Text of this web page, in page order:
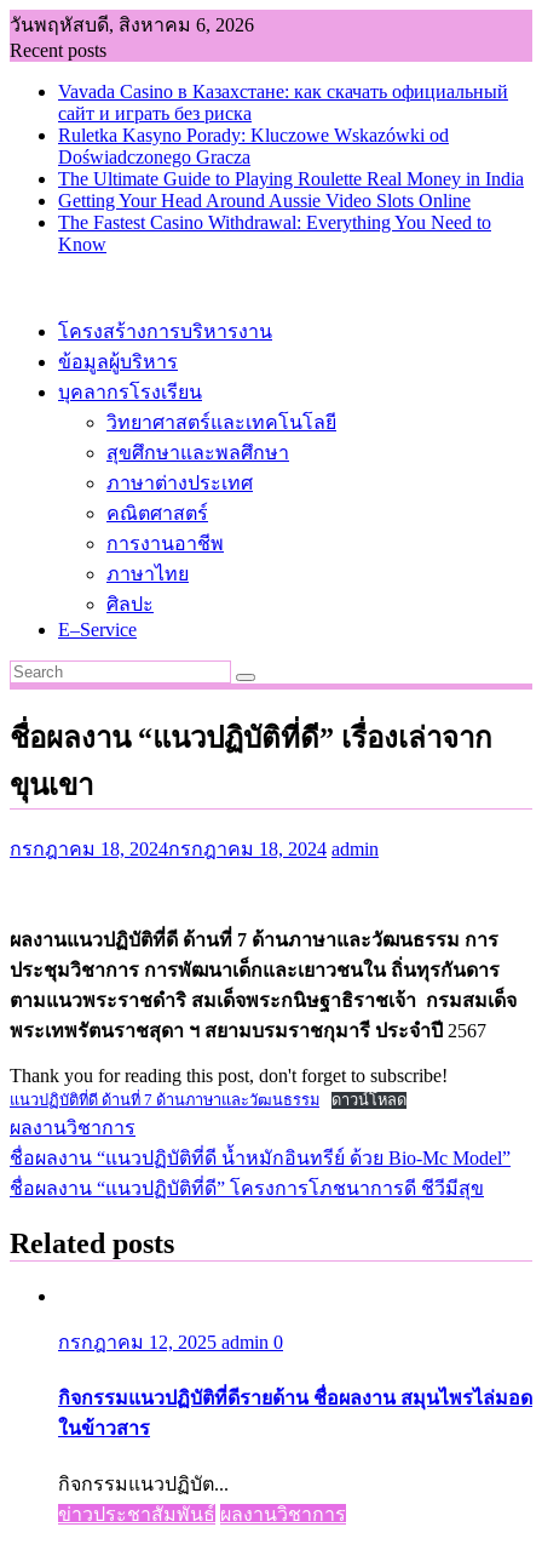
Skip
to
content
วันพฤหัสบดี, สิงหาคม 6, 2026
Recent posts
Vavada Casino в Казахстане: как скачать официальный
сайт и играть без риска
Ruletka Kasyno Porady: Kluczowe Wskazówki od
Doświadczonego Gracza
The Ultimate Guide to Playing Roulette Real Money in India
Getting Your Head Around Aussie Video Slots Online
The Fastest Casino Withdrawal: Everything You Need to
Know
โครงสร้างการบริหารงาน
ข้อมูลผู้บริหาร
บุคลากรโรงเรียน
วิทยาศาสตร์และเทคโนโลยี
สุขศึกษาและพลศึกษา
ภาษาต่างประเทศ
คณิตศาสตร์
การงานอาชีพ
ภาษาไทย
ศิลปะ
E–Service
ชื่อผลงาน “แนวปฏิบัติที่ดี” เรื่องเล่าจาก
ขุนเขา
กรกฎาคม 18, 2024กรกฎาคม 18, 2024 admin
ผลงานแนวปฏิบัติที่ดี ด้านที่ 7 ด้านภาษาและวัฒนธรรม การ
ประชุมวิชาการ การพัฒนาเด็กและเยาวชนใน ถิ่นทุรกันดาร
ตามแนวพระราชดำริ สมเด็จพระกนิษฐาธิราชเจ้า กรมสมเด็จ
พระเทพรัตนราชสุดา ฯ สยามบรมราชกุมารี ประจำปี 2567
Thank you for reading this post, don't forget to subscribe!
แนวปฏิบัติที่ดี ด้านที่ 7 ด้านภาษาและวัฒนธรรม ดาวน์โหลด
ผลงานวิชาการ
แนะแนว
ชื่อผลงาน “แนวปฏิบัติที่ดี น้ำหมักอินทรีย์ ด้วย Bio-Mc Model”
ชื่อผลงาน “แนวปฏิบัติที่ดี” โครงการโภชนาการดี ชีวีมีสุข
Related posts
กรกฎาคม 12, 2025 admin 0
กิจกรรมแนวปฏิบัติที่ดีรายด้าน ชื่อผลงาน สมุนไพรไล่มอด
ในข้าวสาร
กิจกรรมแนวปฏิบัต...
ข่าวประชาสัมพันธ์ ผลงานวิชาการ